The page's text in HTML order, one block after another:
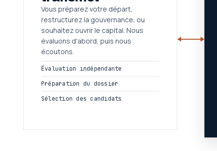
Vous préparez votre départ,
restructurez la gouvernance, ou
souhaitez ouvrir le capital. Nous
évaluons d'abord, puis nous
écoutons.
Évaluation indépendante
Préparation du dossier
Sélection des candidats